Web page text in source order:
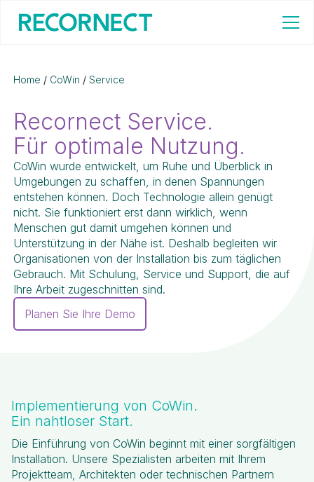
Home / CoWin / Service
Recornect Service.
Für optimale Nutzung.
CoWin wurde entwickelt, um Ruhe und Überblick in
Umgebungen zu schaffen, in denen Spannungen
entstehen können. Doch Technologie allein genügt
nicht. Sie funktioniert erst dann wirklich, wenn
Menschen gut damit umgehen können und
Unterstützung in der Nähe ist. Deshalb begleiten wir
Organisationen von der Installation bis zum täglichen
Gebrauch. Mit Schulung, Service und Support, die auf
Ihre Arbeit zugeschnitten sind.
Planen Sie Ihre Demo
Implementierung von CoWin.
Ein nahtloser Start.
Die Einführung von CoWin beginnt mit einer sorgfältigen
Installation. Unsere Spezialisten arbeiten mit Ihrem
Projektteam, Architekten oder technischen Partnern